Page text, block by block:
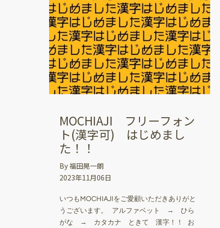
MOCHIAJI フリーフォン
ト(漢字可) はじめまし
た！！
By 福田晃一朗
2023年11月06日
いつもMOCHIAJIをご愛顧いただきありがと
うございます。 アルファベット → ひら
がな → カタカナ ときて 漢字！！ お